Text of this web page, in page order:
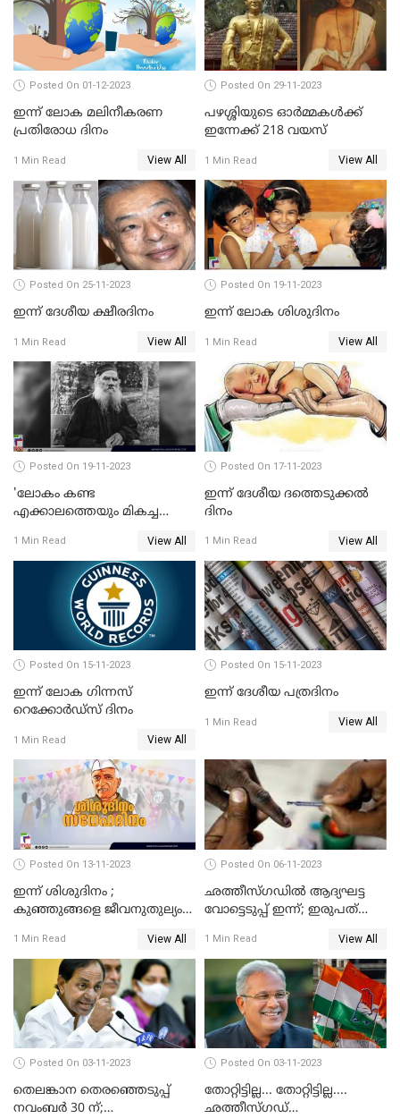
Posted On 01-12-2023
ഇന്ന് ലോക മലിനീകരണ
പ്രതിരോധ ദിനം
1 Min Read View All
Posted On 29-11-2023
പഴശ്ശിയുടെ ഓര്‍മ്മകള്‍ക്ക്
ഇന്നേക്ക് 218 വയസ്
1 Min Read View All
Posted On 25-11-2023
ഇന്ന് ദേശീയ ക്ഷീരദിനം
1 Min Read View All
Posted On 19-11-2023
ഇന്ന് ലോക ശിശുദിനം
1 Min Read View All
Posted On 19-11-2023
'ലോകം കണ്ട
എക്കാലത്തെയും മികച്ച
ടോള്‍സ്റ്റോയ് ഓര്‍മയായിട്ട്
ഇന്നേക്ക് 113 വര്‍ഷം
1 Min Read View All
Posted On 17-11-2023
ഇന്ന് ദേശീയ ദത്തെടുക്കല്‍
ദിനം
1 Min Read View All
Posted On 15-11-2023
ഇന്ന് ലോക ഗിന്നസ്
റെക്കോര്‍ഡ്‌സ് ദിനം
1 Min Read View All
Posted On 15-11-2023
ഇന്ന് ദേശീയ പത്രദിനം
1 Min Read View All
Posted On 13-11-2023
ഇന്ന് ശിശുദിനം ;
കുഞ്ഞുങ്ങളെ ജീവനുതുല്യം
നെഹ്‌റുവിന്റെ ജന്മദിനം
1 Min Read View All
Posted On 06-11-2023
ഛത്തീസ്ഗഡില്‍ ആദ്യഘട്ട
വോട്ടെടുപ്പ്‌ ഇന്ന്; ഇരുപത്‌
വിധിയെഴുതുക
1 Min Read View All
Posted On 03-11-2023
തെലങ്കാന തെരഞ്ഞെടുപ്പ്
നവംബര്‍ 30 ന്;
Posted On 03-11-2023
തോറ്റിട്ടില്ല... തോറ്റിട്ടില്ല....
ഛത്തീസ്ഗഡ്